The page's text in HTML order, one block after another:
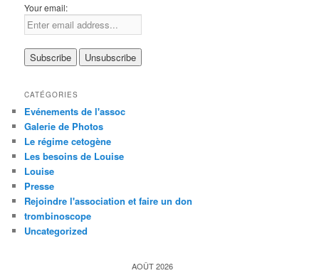
Your email:
CATÉGORIES
Evénements de l'assoc
Galerie de Photos
Le régime cetogène
Les besoins de Louise
Louise
Presse
Rejoindre l'association et faire un don
trombinoscope
Uncategorized
AOÛT 2026